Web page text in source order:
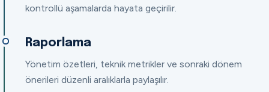
kontrollü aşamalarda hayata geçirilir.
Raporlama
Yönetim özetleri, teknik metrikler ve sonraki dönem
önerileri düzenli aralıklarla paylaşılır.